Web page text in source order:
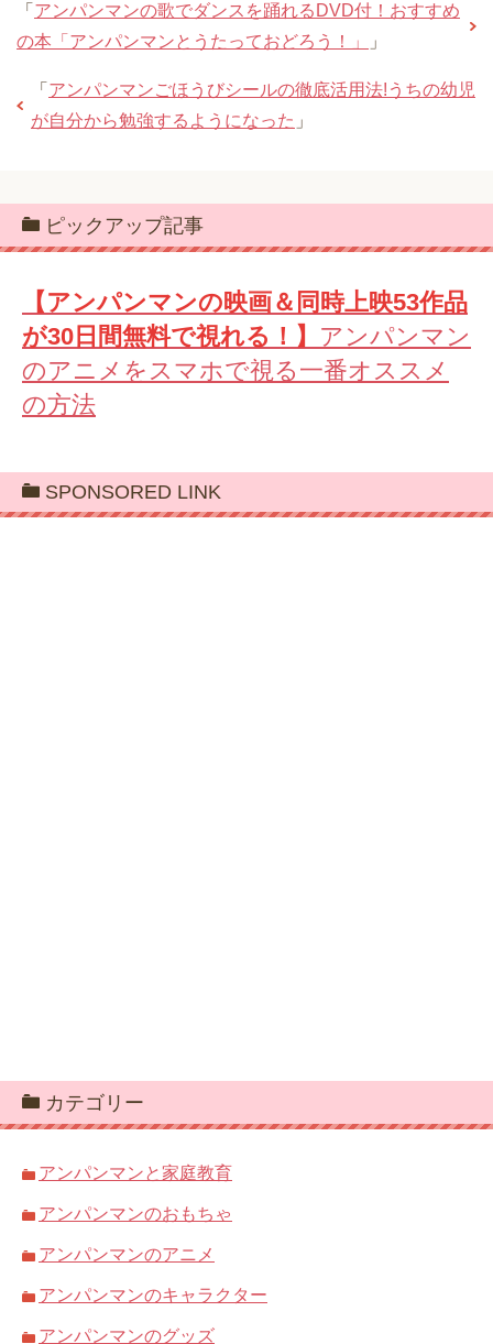
「 アンパンマンの歌でダンスを踊れるDVD付！おすすめ
の本「アンパンマンとうたっておどろう！」
」
「 アンパンマンごほうびシールの徹底活用法!うちの幼児
が自分から勉強するようになった 」
ピックアップ記事
【アンパンマンの映画＆同時上映53作品
が30日間無料で視れる！】 アンパンマン
のアニメをスマホで視る一番オススメ
の方法
SPONSORED LINK
カテゴリー
アンパンマンと家庭教育
アンパンマンのおもちゃ
アンパンマンのアニメ
アンパンマンのキャラクター
アンパンマンのグッズ